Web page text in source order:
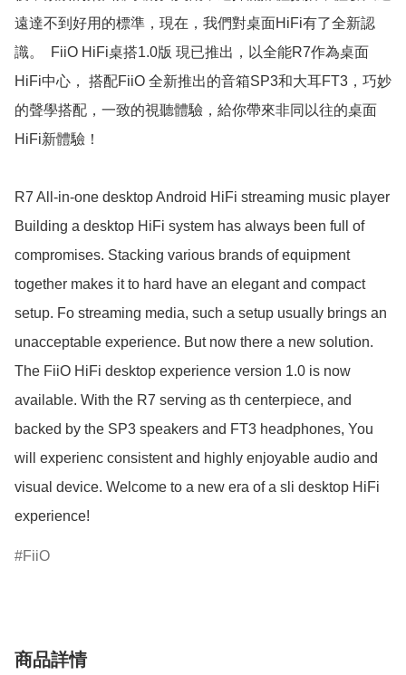
遠達不到好用的標準，現在，我們對桌面HiFi有了全新認
識。  FiiO HiFi桌搭1.0版 現已推出，以全能R7作為桌面
HiFi中心， 搭配FiiO 全新推出的音箱SP3和大耳FT3，巧妙
的聲學搭配，一致的視聽體驗，給你帶來非同以往的桌面
HiFi新體驗！
R7 All-in-one desktop Android HiFi streaming music player
Building a desktop HiFi system has always been full of
compromises. Stacking various brands of equipment
together makes it to hard have an elegant and compact
setup. Fo streaming media, such a setup usually brings an
unacceptable experience. But now there a new solution.
The FiiO HiFi desktop experience version 1.0 is now
available. With the R7 serving as th centerpiece, and
backed by the SP3 speakers and FT3 headphones, You
will experienc consistent and highly enjoyable audio and
visual device. Welcome to a new era of a sli desktop HiFi
experience!
FiiO
商品詳情